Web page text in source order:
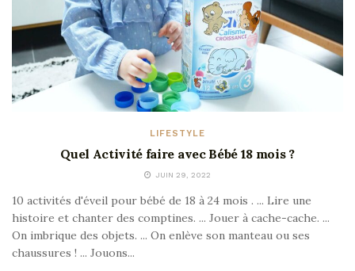
LIFESTYLE
Quel Activité faire avec Bébé 18 mois ?
JUIN 29, 2022
10 activités d'éveil pour bébé de 18 à 24 mois . ... Lire une
histoire et chanter des comptines. ... Jouer à cache-cache. ...
On imbrique des objets. ... On enlève son manteau ou ses
chaussures ! ... Jouons...